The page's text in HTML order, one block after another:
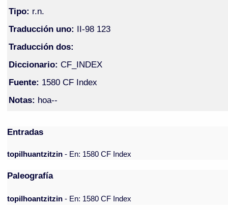
Tipo: r.n.
Traducción uno: II-98 123
Traducción dos:
Diccionario: CF_INDEX
Fuente: 1580 CF Index
Notas: hoa--
Entradas
topilhuantzitzin- En: 1580 CF Index
Paleografía
topilhoantzitzin - En: 1580 CF Index